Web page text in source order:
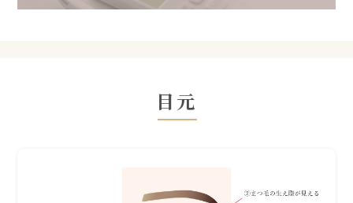
目元